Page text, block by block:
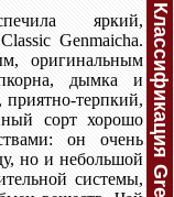
яркий,
Genmaicha.
оригинальным
дымка и
терпкий,
сорт хорошо
он очень
но и небольшой
системы, Классификация Greenfield